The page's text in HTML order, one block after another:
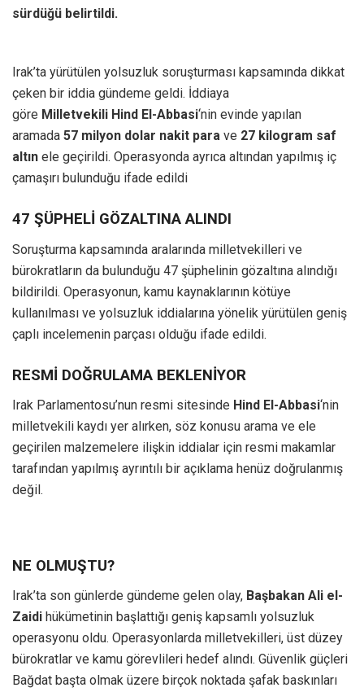
sürdüğü belirtildi.
Irak’ta yürütülen yolsuzluk soruşturması kapsamında dikkat
çeken bir iddia gündeme geldi. İddiaya
göre Milletvekili Hind El-Abbasi‘nin evinde yapılan
aramada 57 milyon dolar nakit para ve 27 kilogram saf
altın ele geçirildi. Operasyonda ayrıca altından yapılmış iç
çamaşırı bulunduğu ifade edildi
47 ŞÜPHELİ GÖZALTINA ALINDI
Soruşturma kapsamında aralarında milletvekilleri ve
bürokratların da bulunduğu 47 şüphelinin gözaltına alındığı
bildirildi. Operasyonun, kamu kaynaklarının kötüye
kullanılması ve yolsuzluk iddialarına yönelik yürütülen geniş
çaplı incelemenin parçası olduğu ifade edildi.
RESMİ DOĞRULAMA BEKLENİYOR
Irak Parlamentosu’nun resmi sitesinde Hind El-Abbasi‘nin
milletvekili kaydı yer alırken, söz konusu arama ve ele
geçirilen malzemelere ilişkin iddialar için resmi makamlar
tarafından yapılmış ayrıntılı bir açıklama henüz doğrulanmış
değil.
NE OLMUŞTU?
Irak’ta son günlerde gündeme gelen olay, Başbakan Ali el-
Zaidi hükümetinin başlattığı geniş kapsamlı yolsuzluk
operasyonu oldu. Operasyonlarda milletvekilleri, üst düzey
bürokratlar ve kamu görevlileri hedef alındı. Güvenlik güçleri
Bağdat başta olmak üzere birçok noktada şafak baskınları